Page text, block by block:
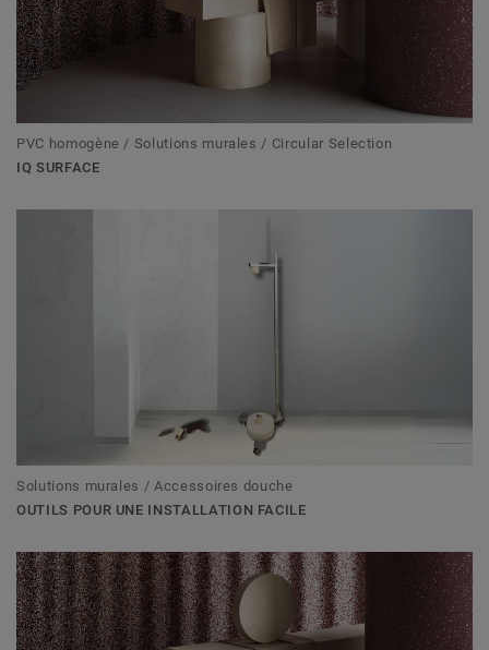
PVC homogène / Solutions murales / Circular Selection
IQ SURFACE
Solutions murales / Accessoires douche
OUTILS POUR UNE INSTALLATION FACILE